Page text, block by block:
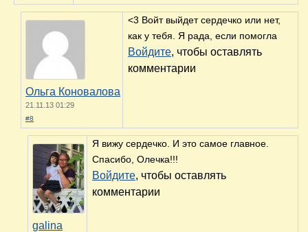
Ольга Коновалова
21.11.13 01:29
#8
<3 Войт выйдет сердечко или нет,
как у тебя. Я рада, если помогла
Войдите, чтобы оставлять
комментарии
galina
Я вижу сердечко. И это самое главное.
Спасибо, Олечка!!!
Войдите, чтобы оставлять
комментарии